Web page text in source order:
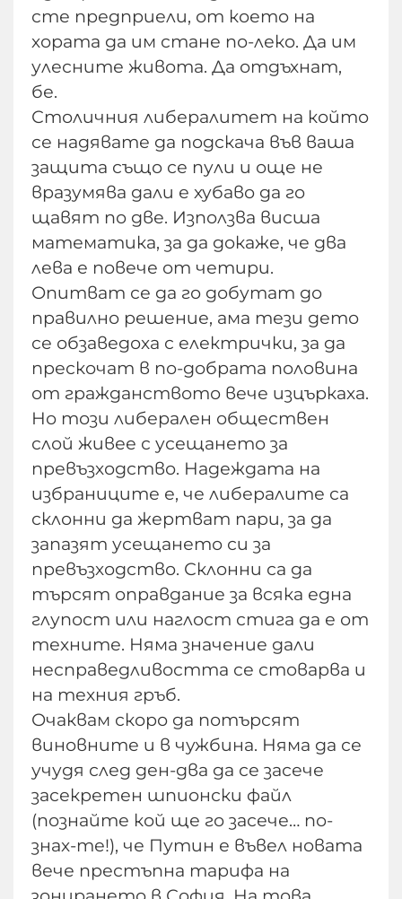
сте предприели, от което на
хората да им стане по-леко. Да им
улесните живота. Да отдъхнат,
бе.
Столичния либералитет на който
се надявате да подскача във ваша
защита също се пули и още не
вразумява дали е хубаво да го
щавят по две. Използва висша
математика, за да докаже, че два
лева е повече от четири.
Опитват се да го добутат до
правилно решение, ама тези дето
се обзаведоха с електрички, за да
прескочат в по-добрата половина
от гражданството вече изцъркаха.
Но този либерален обществен
слой живее с усещането за
превъзходство. Надеждата на
избраниците е, че либералите са
склонни да жертват пари, за да
запазят усещането си за
превъзходство. Склонни са да
търсят оправдание за всяка една
глупост или наглост стига да е от
техните. Няма значение дали
несправедливостта се стоварва и
на техния гръб.
Очаквам скоро да потърсят
виновните и в чужбина. Няма да се
учудя след ден-два да се засече
засекретен шпионски файл
(познайте кой ще го засече… по-
знах-те!), че Путин е въвел новата
вече престъпна тарифа на